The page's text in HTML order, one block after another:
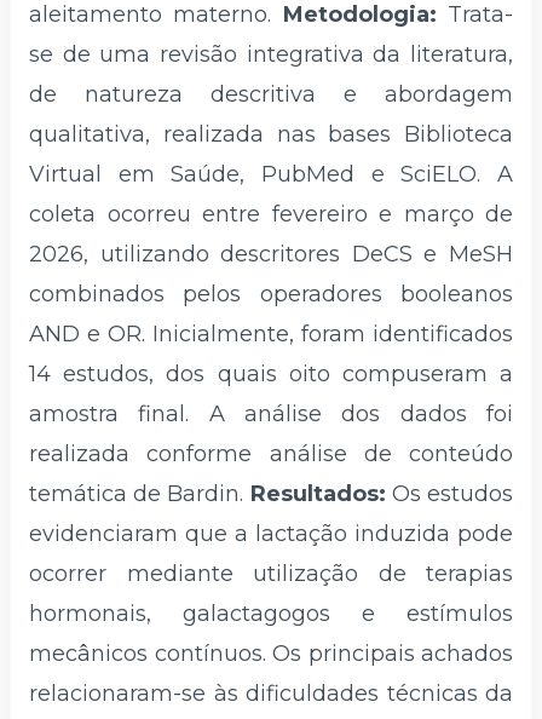
aleitamento materno. Metodologia: Trata-
se de uma revisão integrativa da literatura,
de natureza descritiva e abordagem
qualitativa, realizada nas bases Biblioteca
Virtual em Saúde, PubMed e SciELO. A
coleta ocorreu entre fevereiro e março de
2026, utilizando descritores DeCS e MeSH
combinados pelos operadores booleanos
AND e OR. Inicialmente, foram identificados
14 estudos, dos quais oito compuseram a
amostra final. A análise dos dados foi
realizada conforme análise de conteúdo
temática de Bardin. Resultados: Os estudos
evidenciaram que a lactação induzida pode
ocorrer mediante utilização de terapias
hormonais, galactagogos e estímulos
mecânicos contínuos. Os principais achados
relacionaram-se às dificuldades técnicas da